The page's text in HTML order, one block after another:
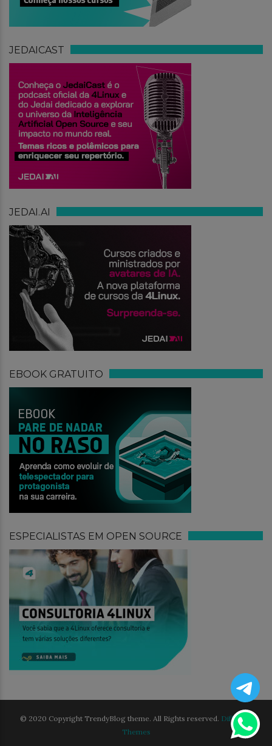
JEDAICAST
JEDAI.AI
EBOOK GRATUITO
ESPECIALISTAS EM OPEN SOURCE
© 2020 Copyright TrendyBlog theme. All Rights reserved. Different
Themes